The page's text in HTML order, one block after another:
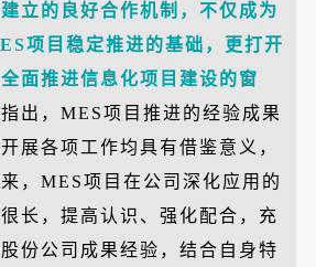
立的良好合作机制，不仅成为
项目稳定推进的基础，更打开
面推进信息化项目建设的窗
出，MES项目推进的经验成果
展各项工作均具有借鉴意义，
，MES项目在公司深化应用的
长，提高认识、强化配合，充
份公司成果经验，结合自身特